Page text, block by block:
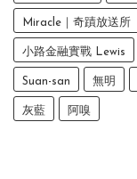
Miracle｜奇蹟放送所
小路金融實戰 Lewis
Suan-san 無明
灰藍 阿嗅